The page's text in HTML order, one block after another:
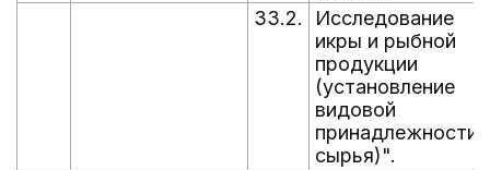
33.2.
Исследование
икры и рыбной
продукции
(установление
видовой
принадлежности
сырья)".